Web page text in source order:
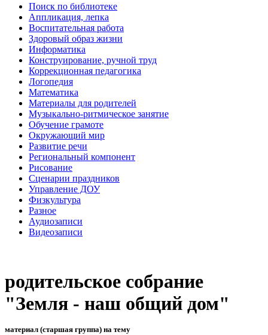
Поиск по библиотеке
Аппликация, лепка
Воспитательная работа
Здоровый образ жизни
Информатика
Конструирование, ручной труд
Коррекционная педагогика
Логопедия
Математика
Материалы для родителей
Музыкально-ритмическое занятие
Обучение грамоте
Окружающий мир
Развитие речи
Региональный компонент
Рисование
Сценарии праздников
Управление ДОУ
Физкультура
Разное
Аудиозаписи
Видеозаписи
родительское собрание
"Земля - наш общий дом"
материал (старшая группа) на тему